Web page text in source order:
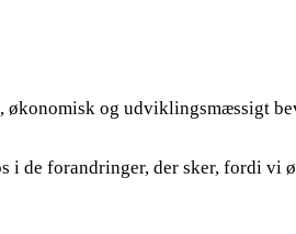
og udviklingsmæssigt
de forandringer, der sker, fordi vi